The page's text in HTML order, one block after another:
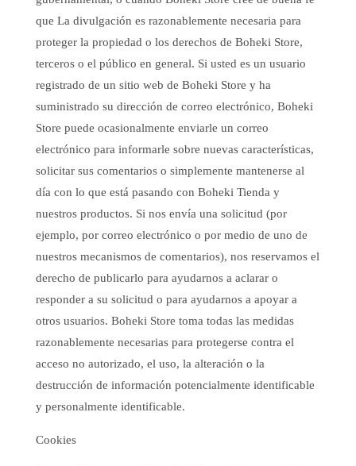
que La divulgación es razonablemente necesaria para
proteger la propiedad o los derechos de Boheki Store,
terceros o el público en general. Si usted es un usuario
registrado de un sitio web de Boheki Store y ha
suministrado su dirección de correo electrónico, Boheki
Store puede ocasionalmente enviarle un correo
electrónico para informarle sobre nuevas características,
solicitar sus comentarios o simplemente mantenerse al
día con lo que está pasando con Boheki Tienda y
nuestros productos. Si nos envía una solicitud (por
ejemplo, por correo electrónico o por medio de uno de
nuestros mecanismos de comentarios), nos reservamos el
derecho de publicarlo para ayudarnos a aclarar o
responder a su solicitud o para ayudarnos a apoyar a
otros usuarios. Boheki Store toma todas las medidas
razonablemente necesarias para protegerse contra el
acceso no autorizado, el uso, la alteración o la
destrucción de información potencialmente identificable
y personalmente identificable.
Cookies